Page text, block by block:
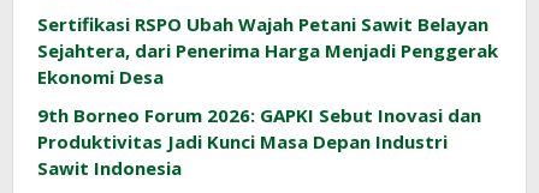
Sertifikasi RSPO Ubah Wajah Petani Sawit Belayan
Sejahtera, dari Penerima Harga Menjadi Penggerak
Ekonomi Desa
9th Borneo Forum 2026: GAPKI Sebut Inovasi dan
Produktivitas Jadi Kunci Masa Depan Industri
Sawit Indonesia